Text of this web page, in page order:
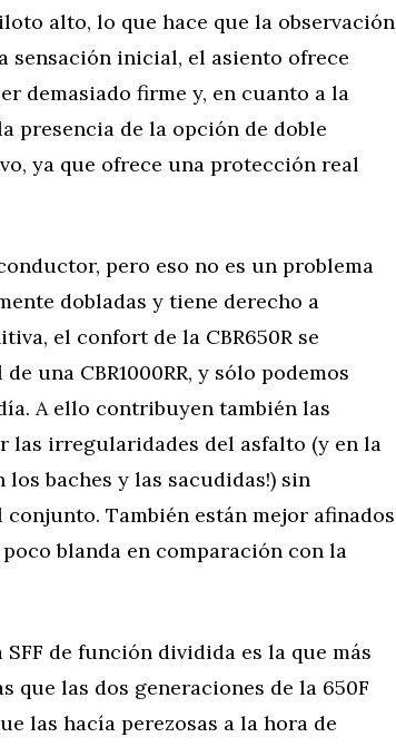
alto, lo que hace que la observación
sensación inicial, el asiento ofrece
demasiado firme y, en cuanto a la
presencia de la opción de doble
ya que ofrece una protección real
pero eso no es un problema
dobladas y tiene derecho a
el confort de la CBR650R se
una CBR1000RR, y sólo podemos
A ello contribuyen también las
las irregularidades del asfalto (y en la
los baches y las sacudidas!) sin
También están mejor afinados
blanda en comparación con la
de función dividida es la que más
que las dos generaciones de la 650F
las hacía perezosas a la hora de